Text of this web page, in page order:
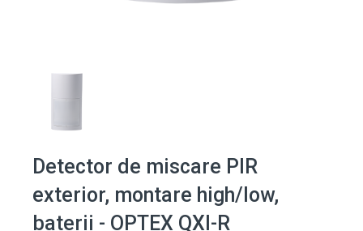
Detector de miscare PIR
exterior, montare high/low,
baterii - OPTEX QXI-R